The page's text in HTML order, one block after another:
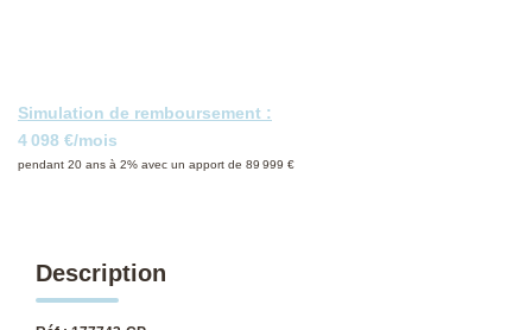
Simulation de remboursement :
4 098 €/mois
pendant 20 ans à 2% avec un apport de 89 999 €
Description